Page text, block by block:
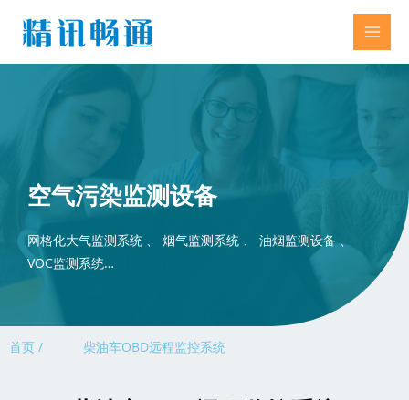
空气污染监测设备
网格化大气监测系统 、 烟气监测系统 、 油烟监测设备 、
VOC监测系统…
首页 / 柴油车OBD远程监控系统